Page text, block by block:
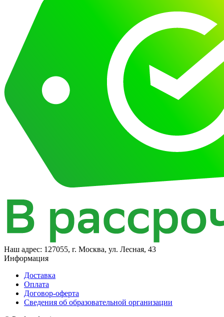
Наш адрес: 127055, г. Москва, ул. Лесная, 43
Информация
Доставка
Оплата
Договор-оферта
Сведения об образовательной организации